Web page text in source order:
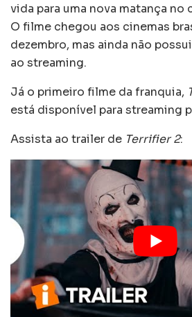
vida para uma nova matança no
O filme chegou aos cinemas
dezembro, mas ainda não
ao streaming.
Já o primeiro filme da franquia,
está disponível para streaming
Assista ao trailer de Terrifier 2: